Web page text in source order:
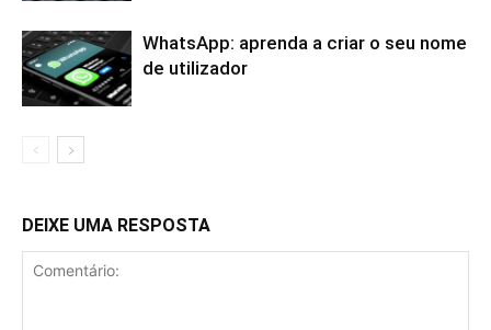
WhatsApp: aprenda a criar o seu nome
de utilizador
DEIXE UMA RESPOSTA